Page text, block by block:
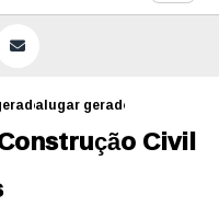
para consultorio
alugar gerador para
Civil